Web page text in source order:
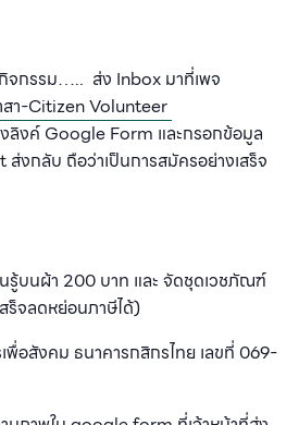
จกรรม….. ส่ง Inbox มาที่เพจ
า-Citizen Volunteer
ลิงค์ Google Form และกรอกข้อมูล
ส่งกลับ ถือว่าเป็นการสมัครอย่างเสร็จ
รู้บนผ้า 200 บาท และ จัดชุดเวชภัณฑ์
ร็จลดหย่อนภาษีได้)
อสังคม ธนาคารกสิกรไทย เลขที่ 069-